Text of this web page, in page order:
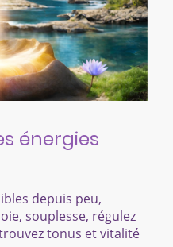
énergies
depuis peu,
souplesse, régulez
tonus et vitalité